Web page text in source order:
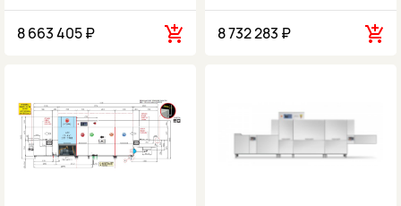
8 663 405 ₽ 8 732 283 ₽